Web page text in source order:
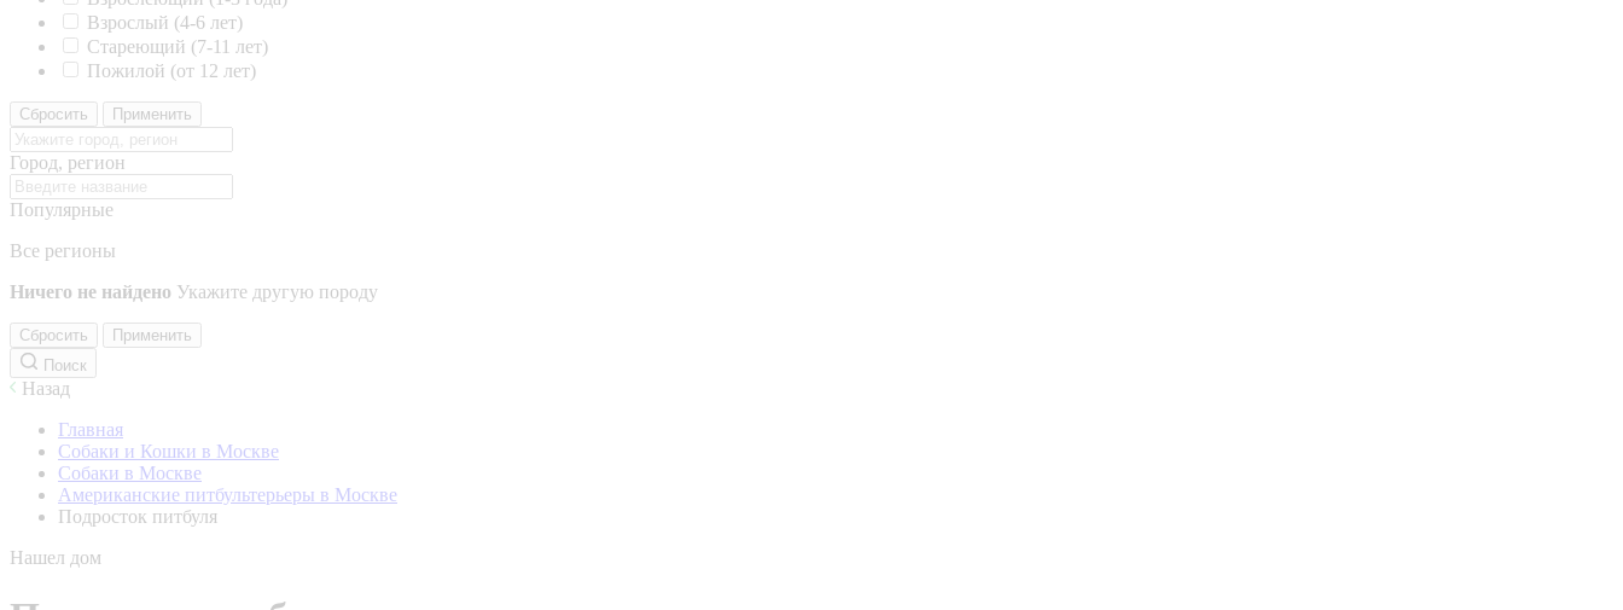
Взрослый (4-6 лет)
Стареющий (7-11 лет)
Пожилой (от 12 лет)
Сбросить Применить
Город, регион
Популярные
Все регионы
Ничего не найдено Укажите другую породу
Сбросить
Применить
Поиск
Назад
Главная
Собаки и Кошки в Москве
Собаки в Москве
Американские питбультерьеры в Москве
Подросток питбуля
Нашел дом